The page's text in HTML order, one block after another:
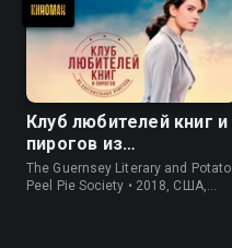
Клуб любителей книг и
пирогов из
картофельных
очистков
The Guernsey Literary and Potato
Peel Pie Society • 2018, США,